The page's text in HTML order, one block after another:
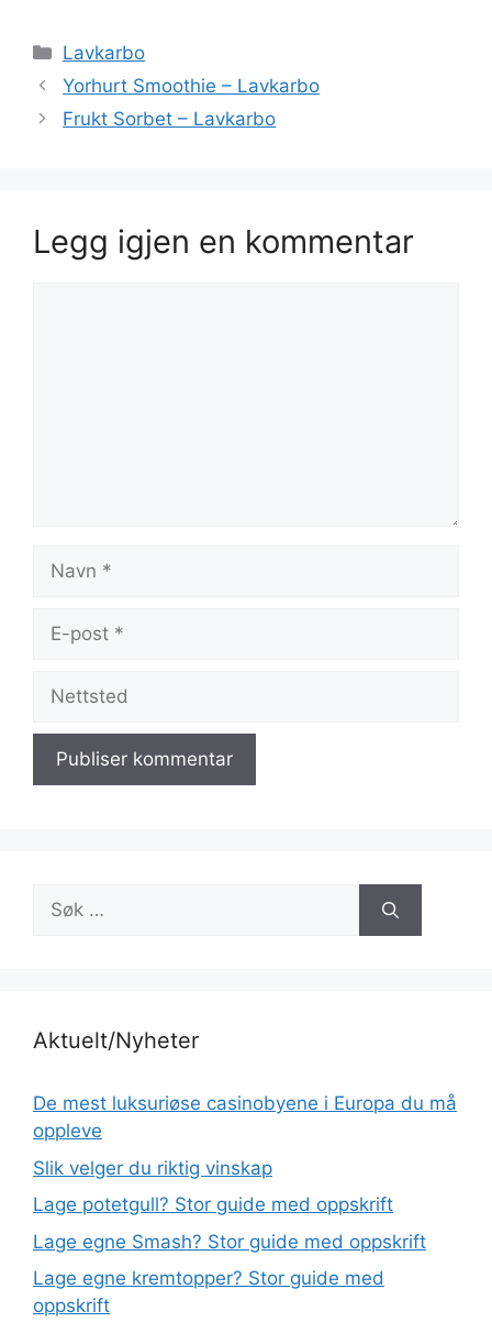
Kategorier
Lavkarbo
Yorhurt Smoothie – Lavkarbo
Frukt Sorbet – Lavkarbo
Legg igjen en kommentar
Navn
Nettsted
Søk
etter:
Aktuelt/Nyheter
De mest luksuriøse casinobyene i Europa du må
oppleve
Slik velger du riktig vinskap
Lage potetgull? Stor guide med oppskrift
Lage egne Smash? Stor guide med oppskrift
Lage egne kremtopper? Stor guide med
oppskrift